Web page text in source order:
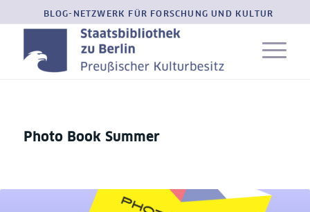
BLOG-NETZWERK FÜR FORSCHUNG UND KULTUR
Photo Book Summer